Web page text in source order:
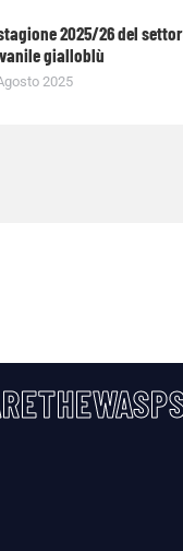
2025/26 del
gialloblù
2025